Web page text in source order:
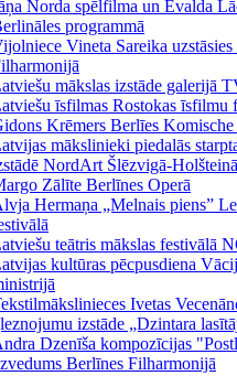
Norda spēlfilma un Ēvalda
programmā
Vineta Sareika
mākslas izstāde galerijā
īsfilmas Rostokas īsfilmu
Krēmers Berlīes
mākslinieki piedalās
NordArt Šlēzvigā-Holšteinā
Zālīte Berlīnes Operā
Hermaņa „Melnais piens”
teātris mākslas festivālā
kultūras pēcpusdiena
Ivetas
izstāde „Dzintara
Dzenīša kompozīcijas
Berlīnes Filharmonijā